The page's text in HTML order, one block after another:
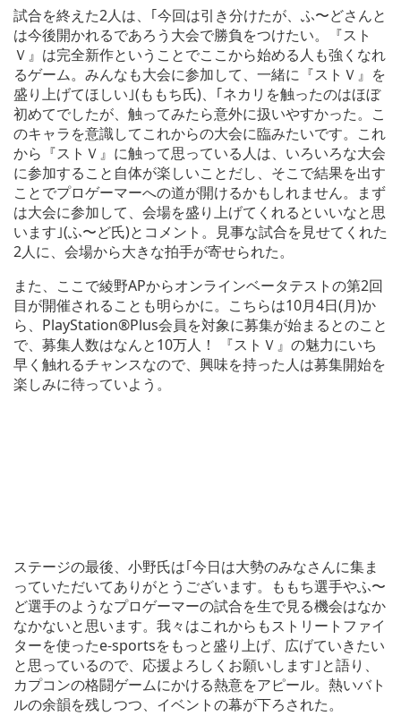
試合を終えた2人は、｢今回は引き分けたが、ふ〜どさんと
は今後開かれるであろう大会で勝負をつけたい。『スト
Ｖ』は完全新作ということでここから始める人も強くなれ
るゲーム。みんなも大会に参加して、一緒に『ストＶ』を
盛り上げてほしい｣(ももち氏)、｢ネカリを触ったのはほぼ
初めてでしたが、触ってみたら意外に扱いやすかった。こ
のキャラを意識してこれからの大会に臨みたいです。これ
から『ストＶ』に触って思っている人は、いろいろな大会
に参加すること自体が楽しいことだし、そこで結果を出す
ことでプロゲーマーへの道が開けるかもしれません。まず
は大会に参加して、会場を盛り上げてくれるといいなと思
います｣(ふ〜ど氏)とコメント。見事な試合を見せてくれた
2人に、会場から大きな拍手が寄せられた。
また、ここで綾野APからオンラインベータテストの第2回
目が開催されることも明らかに。こちらは10月4日(月)か
ら、PlayStation®Plus会員を対象に募集が始まるとのこと
で、募集人数はなんと10万人！ 『ストＶ』の魅力にいち
早く触れるチャンスなので、興味を持った人は募集開始を
楽しみに待っていよう。
ステージの最後、小野氏は｢今日は大勢のみなさんに集ま
っていただいてありがとうございます。ももち選手やふ〜
ど選手のようなプロゲーマーの試合を生で見る機会はなか
なかないと思います。我々はこれからもストリートファイ
ターを使ったe-sportsをもっと盛り上げ、広げていきたい
と思っているので、応援よろしくお願いします｣と語り、
カプコンの格闘ゲームにかける熱意をアピール。熱いバト
ルの余韻を残しつつ、イベントの幕が下ろされた。